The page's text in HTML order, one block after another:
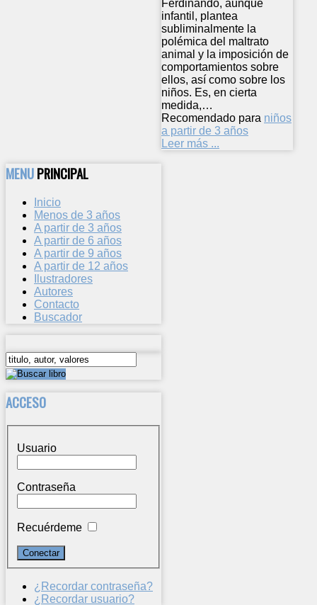
Ferdinando, aunque
infantil, plantea
subliminalmente la
polémica del maltrato
animal y la imposición de
comportamientos sobre
ellos, así como sobre los
niños. Es, en cierta
medida,…
Recomendado para niños
a partir de 3 años
Leer más ...
MENUPRINCIPAL
Inicio
Menos de 3 años
A partir de 3 años
A partir de 6 años
A partir de 9 años
A partir de 12 años
Ilustradores
Autores
Contacto
Buscador
ACCESO
Usuario
Contraseña
Recuérdeme
¿Recordar contraseña?
¿Recordar usuario?